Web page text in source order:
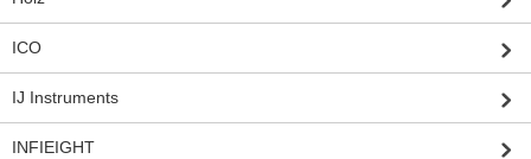
ICO
IJ Instruments
INFIEIGHT